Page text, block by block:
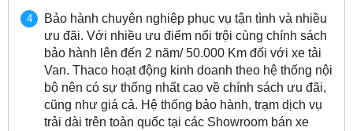
Bảo hành chuyên nghiệp phục vụ tận tình và nhiều
ưu đãi. Với nhiều ưu điểm nổi trội cùng chính sách
bảo hành lên đến 2 năm/ 50.000 Km đối với xe tải
Van. Thaco hoạt động kinh doanh theo hệ thống nội
bộ nên có sự thống nhất cao về chính sách ưu đãi,
cũng như giá cả. Hệ thống bảo hành, trạm dịch vụ
trải dài trên toàn quốc tại các Showroom bán xe